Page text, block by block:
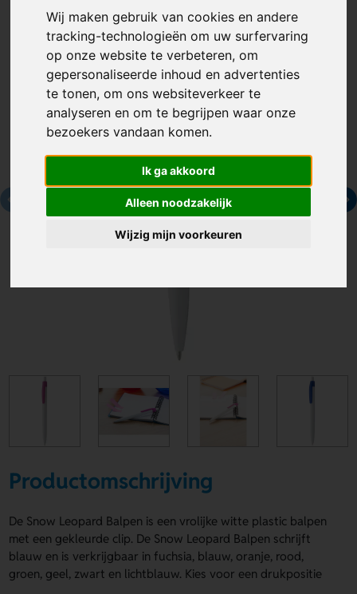
Wij maken gebruik van cookies en andere
tracking-technologieën om uw surfervaring
op onze website te verbeteren, om
gepersonaliseerde inhoud en advertenties
te tonen, om ons websiteverkeer te
analyseren en om te begrijpen waar onze
bezoekers vandaan komen.
Ik ga akkoord
Alleen noodzakelijk
Wijzig mijn voorkeuren
Artikelnummer: 127919
Productomschrijving
De Snow Leopard Balpen is een vrolijke witte plastic balpen
met een gekleurde clip. De Snow Leopard Balpen schrijft
blauw en is verkrijgbaar in fuchsia, blauw, oranje, rood,
groen, geel, zwart en lichtblauw. Kies voor een drukpositie